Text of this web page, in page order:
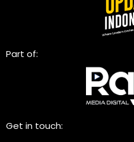
Part of:
Get in touch: